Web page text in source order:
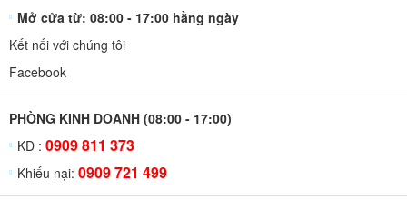
Mở cửa từ: 08:00 - 17:00 hằng ngày
Kết nối với chúng tôi
Facebook
PHÒNG KINH DOANH (08:00 - 17:00)
KD : 0909 811 373
Khiếu nại: 0909 721 499